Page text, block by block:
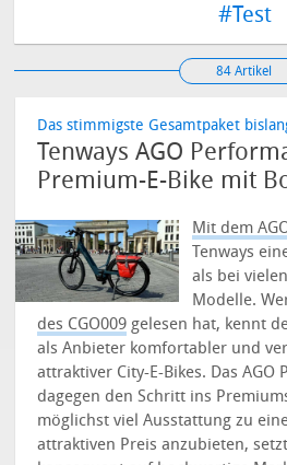
#Test
84 Artikel
Das stimmigste Gesamtpaket
Tenways AGO
Premium-E-Bike mit
Mit dem
Tenways
als bei
Modelle.
des CGO009 gelesen hat, kennt
als Anbieter komfortabler und
attraktiver City-E-Bikes. Das
dagegen den Schritt ins
möglichst viel Ausstattung zu
attraktiven Preis anzubieten,